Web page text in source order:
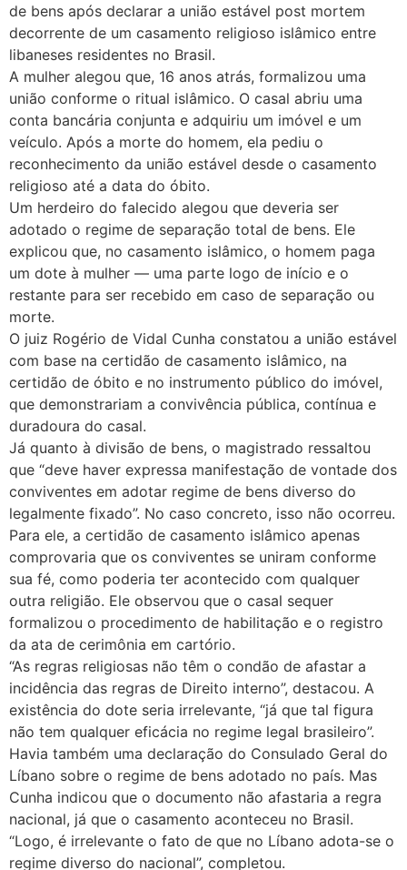
de bens após declarar a união estável post mortem
decorrente de um casamento religioso islâmico entre
libaneses residentes no Brasil.
A mulher alegou que, 16 anos atrás, formalizou uma
união conforme o ritual islâmico. O casal abriu uma
conta bancária conjunta e adquiriu um imóvel e um
veículo. Após a morte do homem, ela pediu o
reconhecimento da união estável desde o casamento
religioso até a data do óbito.
Um herdeiro do falecido alegou que deveria ser
adotado o regime de separação total de bens. Ele
explicou que, no casamento islâmico, o homem paga
um dote à mulher — uma parte logo de início e o
restante para ser recebido em caso de separação ou
morte.
O juiz Rogério de Vidal Cunha constatou a união estável
com base na certidão de casamento islâmico, na
certidão de óbito e no instrumento público do imóvel,
que demonstrariam a convivência pública, contínua e
duradoura do casal.
Já quanto à divisão de bens, o magistrado ressaltou
que “deve haver expressa manifestação de vontade dos
conviventes em adotar regime de bens diverso do
legalmente fixado”. No caso concreto, isso não ocorreu.
Para ele, a certidão de casamento islâmico apenas
comprovaria que os conviventes se uniram conforme
sua fé, como poderia ter acontecido com qualquer
outra religião. Ele observou que o casal sequer
formalizou o procedimento de habilitação e o registro
da ata de cerimônia em cartório.
“As regras religiosas não têm o condão de afastar a
incidência das regras de Direito interno”, destacou. A
existência do dote seria irrelevante, “já que tal figura
não tem qualquer eficácia no regime legal brasileiro”.
Havia também uma declaração do Consulado Geral do
Líbano sobre o regime de bens adotado no país. Mas
Cunha indicou que o documento não afastaria a regra
nacional, já que o casamento aconteceu no Brasil.
“Logo, é irrelevante o fato de que no Líbano adota-se o
regime diverso do nacional”, completou.